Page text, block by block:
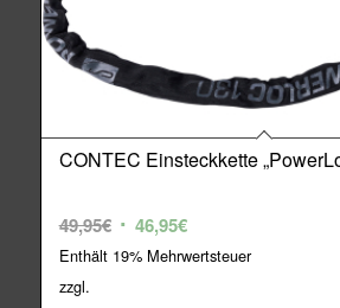
CONTEC Einsteckkette
49,95€ Ursprünglicher
Preis
46,95€Aktueller
Preis
Enthält 19% Mehrwertsteuer
zzgl.